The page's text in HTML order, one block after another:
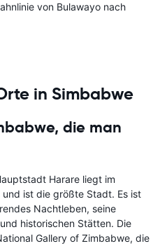
von Bulawayo nach
in Simbabwe
die man
Harare liegt im
ist die größte Stadt. Es ist
Nachtleben, seine
historischen Stätten. Die
Gallery of Zimbabwe, die